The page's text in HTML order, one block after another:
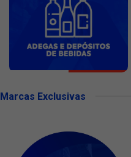
Marcas Exclusivas